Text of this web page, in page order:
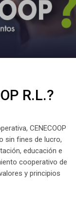
R.L.?
CENECOOP
sin fines de lucro,
educación e
cooperativo de
y principios